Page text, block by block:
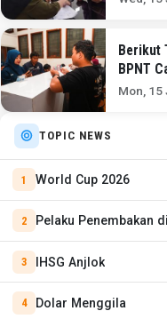
Berikut
BPNT
Mon, 15
TOPIC NEWS
World Cup 2026
Pelaku Penembakan
IHSG Anjlok
Dolar Menggila